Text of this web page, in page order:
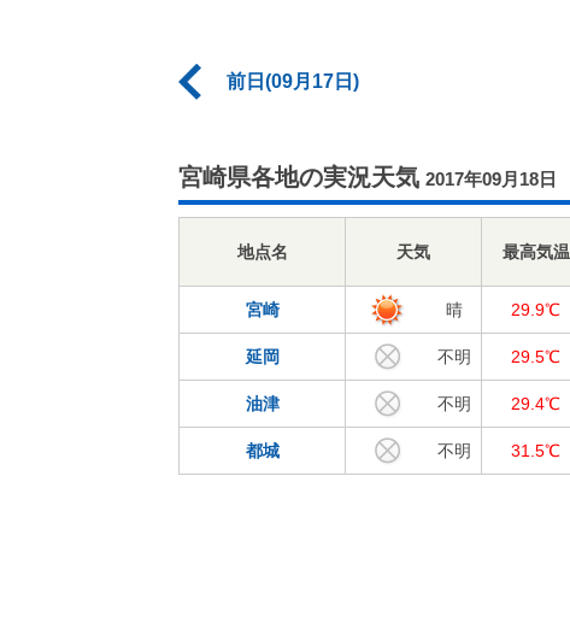
前日(09月17日)
宮崎県各地の実況天気 2017年09月18日
地点名 天気 最高気温
宮崎 晴 29.9℃
延岡 不明 29.5℃
油津 不明 29.4℃
都城 不明 31.5℃